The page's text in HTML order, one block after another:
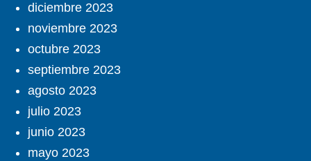
diciembre 2023
noviembre 2023
octubre 2023
septiembre 2023
agosto 2023
julio 2023
junio 2023
mayo 2023